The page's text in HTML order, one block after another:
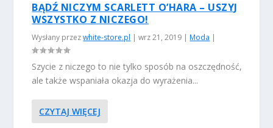
BĄDŹ NICZYM SCARLETT O’HARA – USZYJ
WSZYSTKO Z NICZEGO!
Wysłany przezwhite-store.pl |wrz 21, 2019 |Moda |
Szycie z niczego to nie tylko sposób na oszczędność,
ale także wspaniała okazja do wyrażenia...
CZYTAJ WIĘCEJ